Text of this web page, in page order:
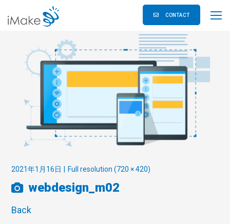
CONTACT
2021年1月16日 Full resolution (720 × 420)
webdesign_m02
Back